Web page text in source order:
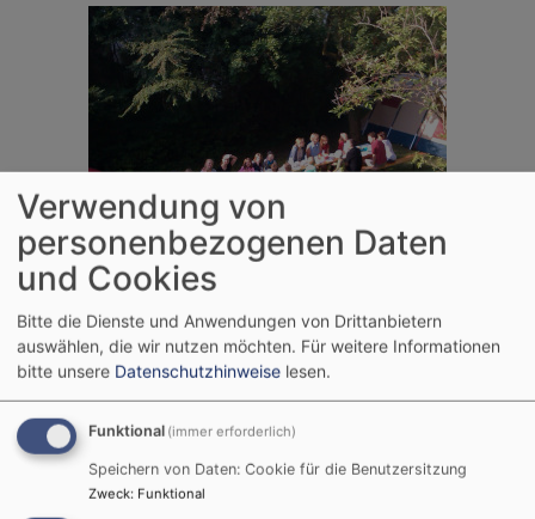
Verwendung von
personenbezogenen Daten
und Cookies
Bitte die Dienste und Anwendungen von Drittanbietern
auswählen, die wir nutzen möchten. Für weitere Informationen
bitte unsere Datenschutzhinweise lesen.
Funktional (immer erforderlich)
Speichern von Daten: Cookie für die Benutzersitzung
Zweck: Funktional